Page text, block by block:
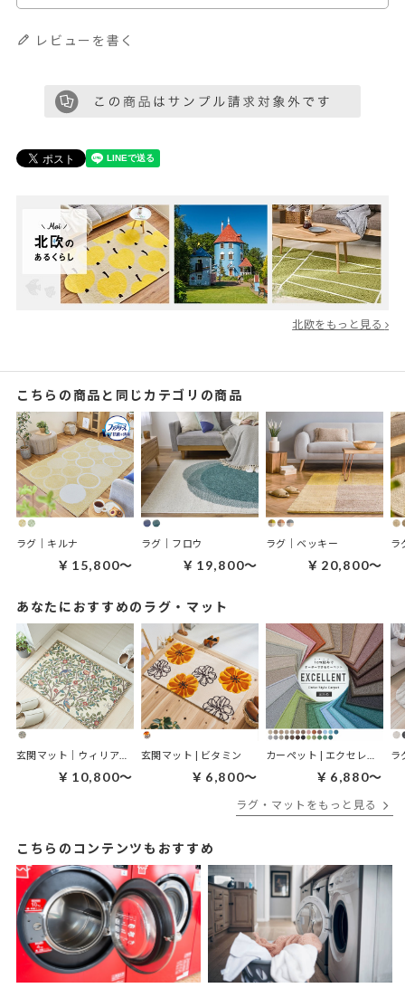
レビューを書く
北欧をもっと見る
こちらの商品と同じカテゴリの商品
ラグ｜キルナ
￥15,800～
ラグ｜フロウ
￥19,800～
ラグ｜ベッキー
￥20,800～
ラ
あなたにおすすめのラグ・マット
玄関マット｜ウィリアムモリス ケルムスコットツリー
￥10,800～
玄関マット | ビタミン
￥6,800～ ￥6,880～
ラ
ラグ・マットをもっと見る
こちらのコンテンツもおすすめ